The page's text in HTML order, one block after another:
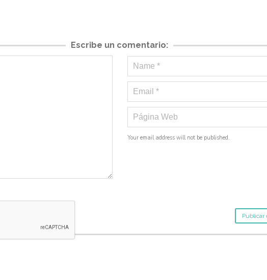
Escribe un comentario:
Your email address will not be published.